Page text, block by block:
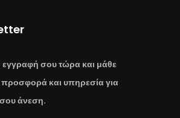
εγγραφή σου τώρα και μάθε
προσφορά και υπηρεσία για
άνεση.